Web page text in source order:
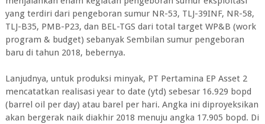
yang terdiri dari pengeboran sumur NR-53, TLJ-39INF, NR-58,
TLJ-B35, PMB-P23, dan BEL-TGS dari total target WP&B (work
program & budget) sebanyak Sembilan sumur pengeboran
baru di tahun 2018, bebernya.
Lanjudnya, untuk produksi minyak, PT Pertamina EP Asset 2
mencatatkan realisasi year to date (ytd) sebesar 16.929 bopd
(barrel oil per day) atau barel per hari. Angka ini diproyeksikan
akan bergerak naik diakhir 2018 menuju angka 17.905 bopd. Di